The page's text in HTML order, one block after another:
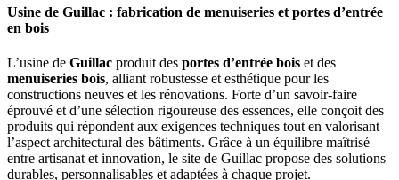
Usine de Guillac : fabrication de menuiseries et portes d’entrée
en bois
L’usine de Guillac produit des portes d’entrée bois et des
menuiseries bois, alliant robustesse et esthétique pour les
constructions neuves et les rénovations. Forte d’un savoir-faire
éprouvé et d’une sélection rigoureuse des essences, elle conçoit des
produits qui répondent aux exigences techniques tout en valorisant
l’aspect architectural des bâtiments. Grâce à un équilibre maîtrisé
entre artisanat et innovation, le site de Guillac propose des solutions
durables, personnalisables et adaptées à chaque projet.